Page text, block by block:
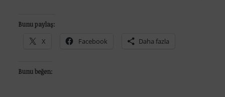
Bunu paylaş:
X Facebook Daha fazla
Bunu beğen: